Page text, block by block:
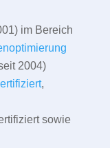
im Bereich
2004)
,
sowie